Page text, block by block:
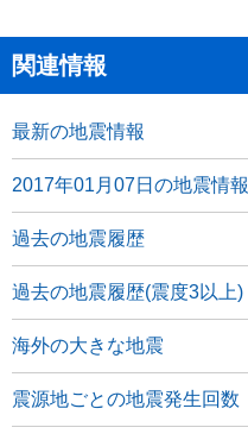
関連情報
最新の地震情報
2017年01月07日の地震情報
過去の地震履歴
過去の地震履歴(震度3以上)
海外の大きな地震
震源地ごとの地震発生回数